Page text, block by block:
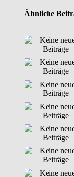
Ähnliche